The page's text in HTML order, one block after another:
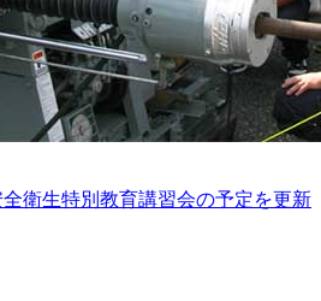
衛生特別教育講習会の予定を更新